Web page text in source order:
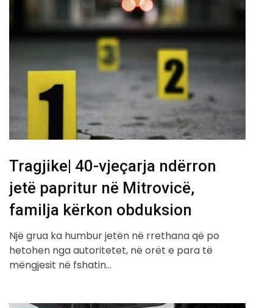
Tragjike| 40-vjeçarja ndërron
jetë papritur në Mitrovicë,
familja kërkon obduksion
Një grua ka humbur jetën në rrethana që po
hetohen nga autoritetet, në orët e para të
mëngjesit në fshatin…